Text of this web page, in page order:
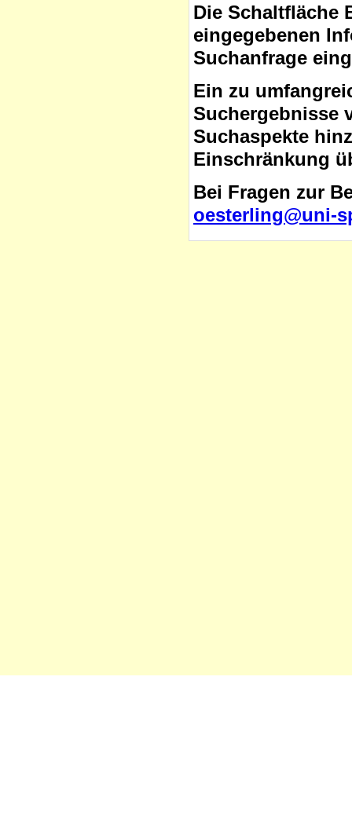
Die Schaltfläche
eingegebenen
Suchanfrage
Ein zu
Suchergebnisse
Suchaspekte
Einschränkung
Bei Fragen zur
oesterling@uni-